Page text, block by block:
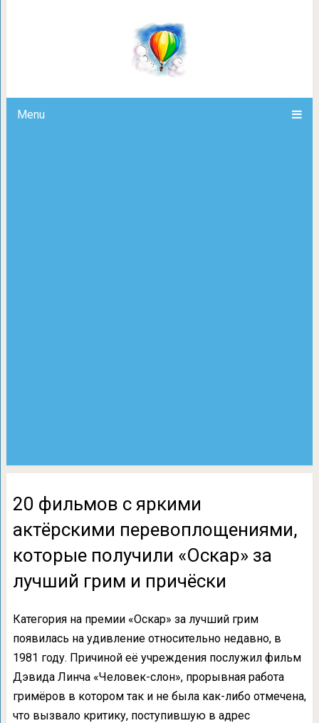
Menu
20 фильмов с яркими
получили «Оскар» за
20 фильмов с яркими
актёрскими перевоплощениями,
которые получили «Оскар» за
лучший грим и причёски
Категория на премии «Оскар» за лучший грим
появилась на удивление относительно недавно, в
1981 году. Причиной её учреждения послужил фильм
Дэвида Линча «Человек-слон», прорывная работа
гримёров в котором так и не была как-либо отмечена,
что вызвало критику, поступившую в адрес